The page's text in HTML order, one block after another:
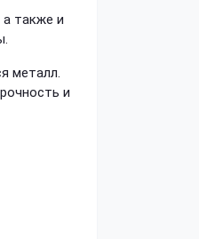
также и
металл.
и